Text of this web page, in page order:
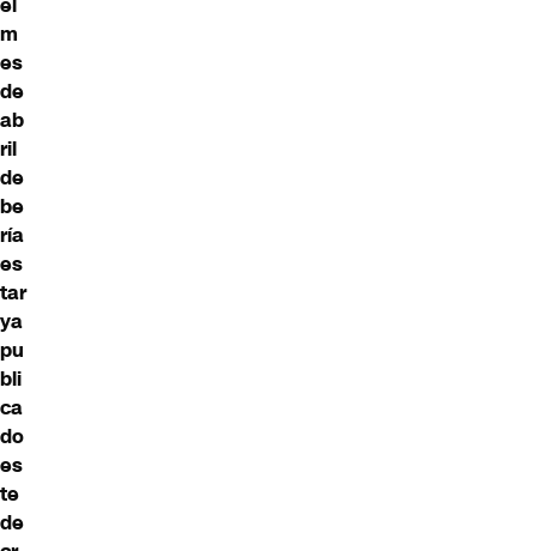
m
es
de
ab
ril
de
be
ría
es
tar
ya
pu
bli
ca
do
es
te
de